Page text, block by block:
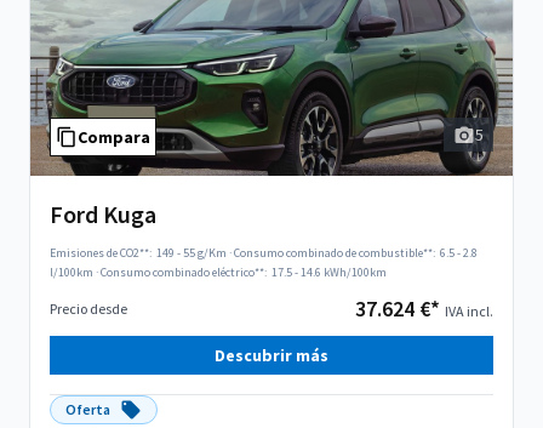
Compara 5
Ford Kuga
Emisiones de CO2**: 149 - 55 g/Km ·Consumo combinado de combustible**: 6.5 - 2.8
l/100km ·Consumo combinado eléctrico**: 17.5 - 14.6 kWh/100km
Precio desde 37.624 €* IVA incl.
Descubrir más
Oferta